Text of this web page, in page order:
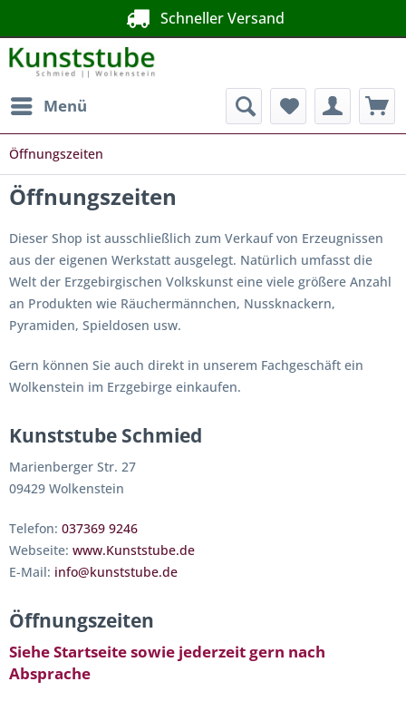
Schneller Versand
Menü
Öffnungszeiten
Öffnungszeiten
Dieser Shop ist ausschließlich zum Verkauf von Erzeugnissen
aus der eigenen Werkstatt ausgelegt. Natürlich umfasst die
Welt der Erzgebirgischen Volkskunst eine viele größere Anzahl
an Produkten wie Räuchermännchen, Nussknackern,
Pyramiden, Spieldosen usw.
Gern können Sie auch direkt in unserem Fachgeschäft ein
Wolkenstein im Erzgebirge einkaufen.
Kunststube Schmied
Marienberger Str. 27
09429 Wolkenstein
Telefon: 037369 9246
Webseite: www.Kunststube.de
E-Mail: info@kunststube.de
Öffnungszeiten
Siehe Startseitesowie jederzeit gern nach
Absprache